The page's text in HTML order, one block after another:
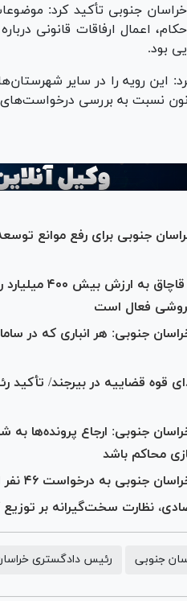
جنوبی تأکید کرد:
اعمال ارفاقات قانونی
بود.
این رویه را در سایر
نسبت به بررسی
جنوبی برای رفع موانع
کشف کالای
فعال است
جنوبی: هر انباری که در
قوه قضاییه در بیرجند/
جنوبی: ارجاع پرونده‌ها به
محاکم باشد
۴۶ نفر از مراجعان به دستگاه قضا پاسخ داد
نظارت سخت‌گیرانه بر
جنوبی رئیس دادگستری